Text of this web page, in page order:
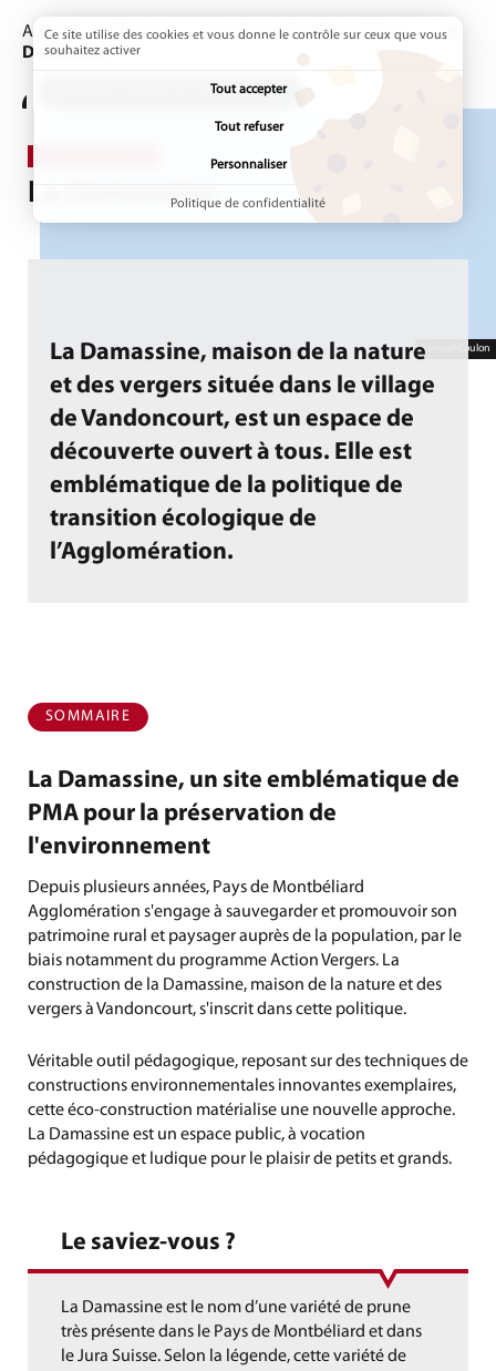
Accueil Vivre ici La préservation du territoire Page
La
Damassine
ADDTOANY (SHARE) EST DÉSACTIVÉ.
Samuel Coulon
La Damassine
La Damassine, maison de la nature
et des vergers située dans le village
de Vandoncourt, est un espace de
découverte ouvert à tous. Elle est
emblématique de la politique de
transition écologique de
l’Agglomération.
La Damassine, un site emblématique de
PMA pour la préservation de
l'environnement
Depuis plusieurs années, Pays de Montbéliard
Agglomération s'engage à sauvegarder et promouvoir son
patrimoine rural et paysager auprès de la population, par le
biais notamment du programme Action Vergers. La
construction de la Damassine, maison de la nature et des
vergers à Vandoncourt, s'inscrit dans cette politique.
Véritable outil pédagogique, reposant sur des techniques de
constructions environnementales innovantes exemplaires,
cette éco-construction matérialise une nouvelle approche.
La Damassine est un espace public, à vocation
pédagogique et ludique pour le plaisir de petits et grands.
Le saviez-vous ?
La Damassine est le nom d’une variété de prune
très présente dans le Pays de Montbéliard et dans
le Jura Suisse. Selon la légende, cette variété de
SOMMAIRE
Ce site utilise des cookies et vous donne le contrôle sur ceux que vous
souhaitez activer
Tout accepter
Tout refuser
Personnaliser
Politique de confidentialité